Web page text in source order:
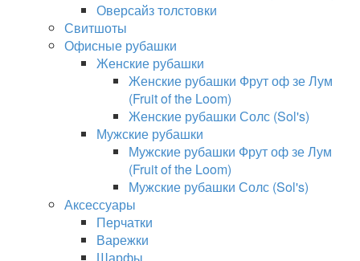
Оверсайз толстовки
Свитшоты
Офисные рубашки
Женские рубашки
Женские рубашки Фрут оф зе Лум
(Fruit of the Loom)
Женские рубашки Солс (Sol's)
Мужские рубашки
Мужские рубашки Фрут оф зе Лум
(Fruit of the Loom)
Мужские рубашки Солс (Sol's)
Аксессуары
Перчатки
Варежки